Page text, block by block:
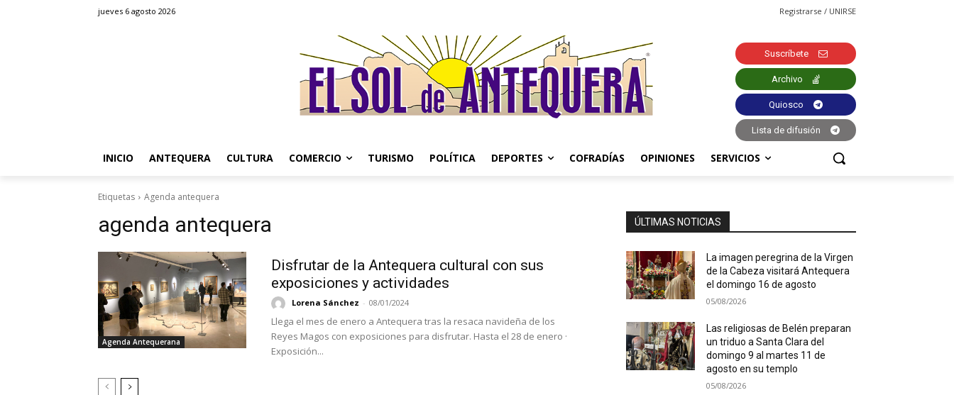
jueves 6 agosto 2026 Registrarse / UNIRSE
Suscríbete
Archivo
Quiosco
Lista de difusión
INICIO ANTEQUERA CULTURA COMERCIO TURISMO POLÍTICA DEPORTES COFRADÍAS OPINIONES SERVICIOS
Etiquetas Agenda antequera
agenda antequera
Agenda Antequerana
Disfrutar de la Antequera cultural con sus
exposiciones y actividades
Lorena Sánchez - 08/01/2024
Llega el mes de enero a Antequera tras la resaca navideña de los
Reyes Magos con exposiciones para disfrutar. Hasta el 28 de enero ·
Exposición...
ÚLTIMAS NOTICIAS
La imagen peregrina de la Virgen
de la Cabeza visitará Antequera
el domingo 16 de agosto
05/08/2026
Las religiosas de Belén preparan
un triduo a Santa Clara del
domingo 9 al martes 11 de
agosto en su templo
05/08/2026